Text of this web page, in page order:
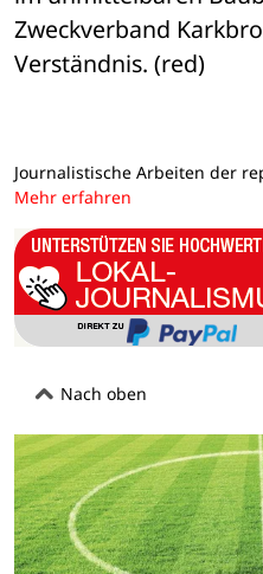
Zweckverband
Verständnis. (red)
Journalistische Arbeiten der
Mehr erfahren
Nach oben